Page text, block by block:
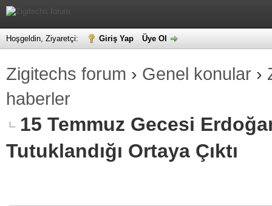
Hoşgeldin, Ziyaretçi: Giriş Yap Üye Ol
Zigitechs forum › Genel konular ›
haberler
15 Temmuz Gecesi
Tutuklandığı Ortaya Çıktı